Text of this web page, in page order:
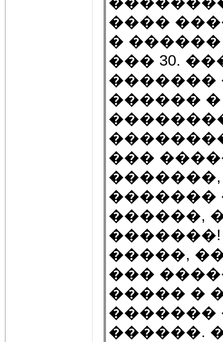
����
�
��� 30.
�������
������
���
�������
������,
�����,
���
����� �
�������
������.